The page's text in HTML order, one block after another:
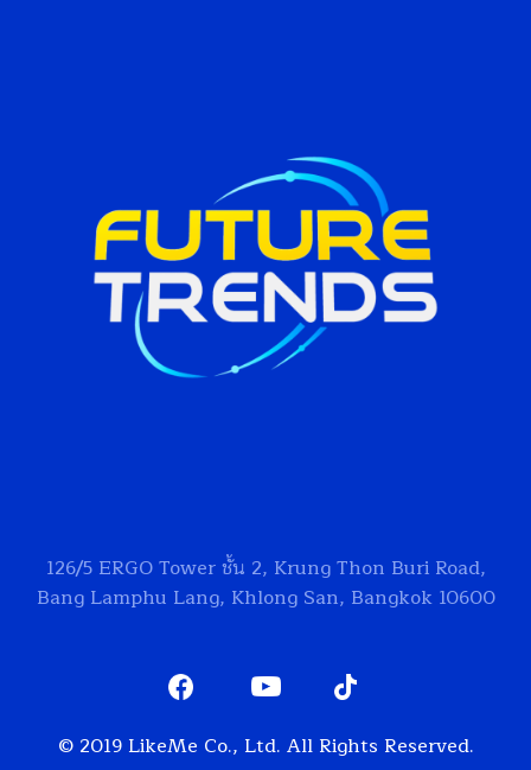
126/5 ERGO Towerชั้น 2, Krung Thon Buri Road,
Bang Lamphu Lang, Khlong San, Bangkok 10600
© 2019 LikeMe Co., Ltd. All Rights Reserved.